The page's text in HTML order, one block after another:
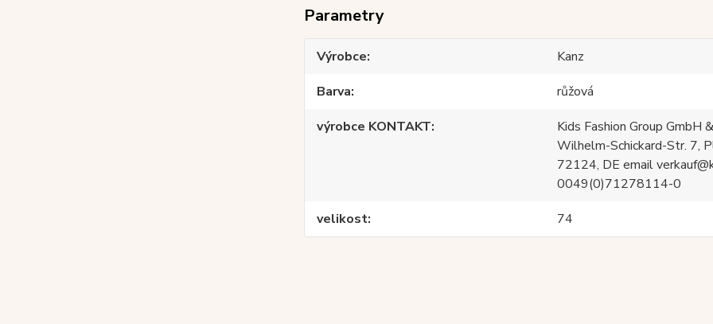
Parametry
Výrobce
Kanz
Barva
růžová
výrobce KONTAKT
Kids Fashion Group GmbH
Wilhelm-Schickard-Str. 7,
72124, DE email
0049(0)71278114-0
velikost
74